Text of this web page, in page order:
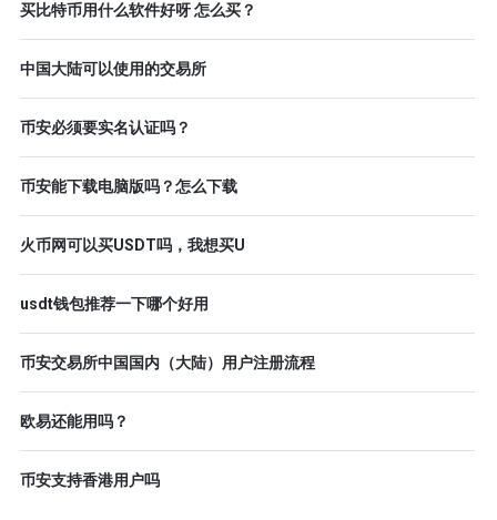
买比特币用什么软件好呀 怎么买？
中国大陆可以使用的交易所
币安必须要实名认证吗？
币安能下载电脑版吗？怎么下载
火币网可以买USDT吗，我想买U
usdt钱包推荐一下哪个好用
币安交易所中国国内（大陆）用户注册流程
欧易还能用吗？
币安支持香港用户吗